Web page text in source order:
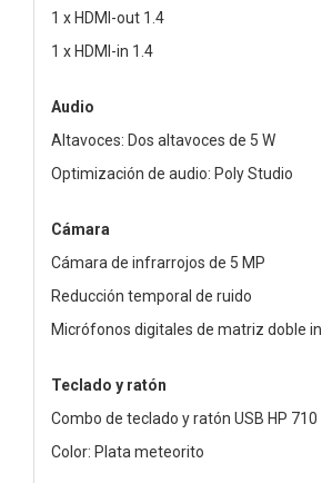
1 x HDMI-out 1.4
1 x HDMI-in 1.4
Audio
Altavoces: Dos altavoces de 5 W
Optimización de audio: Poly Studio
Cámara
Cámara de infrarrojos de 5 MP
Reducción temporal de ruido
Micrófonos digitales de matriz doble
Teclado y ratón
Combo de teclado y ratón USB HP 710
Color: Plata meteorito